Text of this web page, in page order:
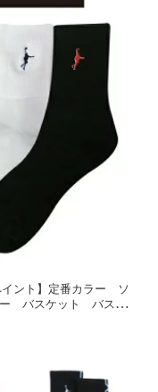
イント】定番カラー ソ
バスケット バス